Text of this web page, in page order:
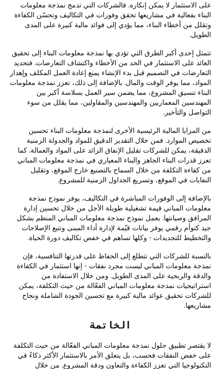
على الاستثمار لا يمكن إنكاره. فالشركات التي تدمج نمذجة معلومات
البناء بفعالية في مشاريعها تحقق وفورات في التكاليف وتحسّن الكفاءة
وتقلل من أخطاء البناء، مما يؤدي إلى فوائد مالية كبيرة على المدى
الطويل.
تتمثل إحدى أكبر الطرق التي تؤدي بها نمذجة معلومات البناء إلى تحقيق
العائد على الاستثمار في الحد من الأخطاء واكتشاف التعارضات. فتحديد
التعارضات في التصميم قبل بدء الإنشاء يمنع إعادة العمل المكلف وإهدار
المواد، مما يوفر الوقت والمال. بالإضافة إلى ذلك، تعزز نمذجة معلومات
البناء تنسيق المشروع، مما يضمن سير العمل بسلاسة أكبر بين
المهندسين المعماريين والمهندسين والمقاولين، مما يقلل من سوء
التواصل والتأخير.
من المزايا المالية الرئيسية الأخرى لنمذجة معلومات البناء تحسين
تخصيص الموارد. فمن خلال التقدير الدقيق للمواد والجدولة الزمنية
الدقيقة، يمكن للشركات تقليل الإنفاق الزائد على المواد والعمالة. كما
تعزز قدرات البناء الجاهز والبناء المعياري في نمذجة معلومات المباني
من كفاءة التكلفة من خلال السماح بالتصنيع خارج الموقع، وتقليل
النفايات في الموقع، وتسريع الجداول الزمنية للمشروع.
بالإضافة إلى الوفورات المباشرة في التكاليف، يوفر نموذج نمذجة
معلومات المباني قيمة تشغيلية طويلة الأجل من خلال تحسين إدارة
المرافق وصيانتها. يعمل نموذج نمذجة معلومات المباني المنظم بشكل
جيد كتوأم رقمي يوفر بيانات قيّمة لإدارة أداء المبنى وتتبع الإصلاحات
والتخطيط للتجديدات - وكلها تساهم في خفض تكاليف دورة الحياة.
بالنسبة للشركات التي تتطلع إلى الحفاظ على قدرتها التنافسية، فإن
نمذجة معلومات المباني ليست مجرد نفقات - إنها استثمار في الكفاءة
والدقة والربحية على المدى الطويل. ومن خلال الاستفادة من
استراتيجيات نمذجة معلومات المباني الفعّالة من حيث التكلفة، يمكن
للشركات تحقيق عوائد مالية كبيرة مع تحسين الجودة الشاملة ونجاح
مشاريعها.
الخاتمة
لا يقتصر تطبيق حلول نمذجة معلومات المباني الفعّالة من حيث التكلفة
على خفض النفقات فحسب، بل يتعلق الأمر بالاستثمار الأكثر ذكاءً في
التكنولوجيا التي تعزز الكفاءة والتعاون ودقة المشروع. من خلال